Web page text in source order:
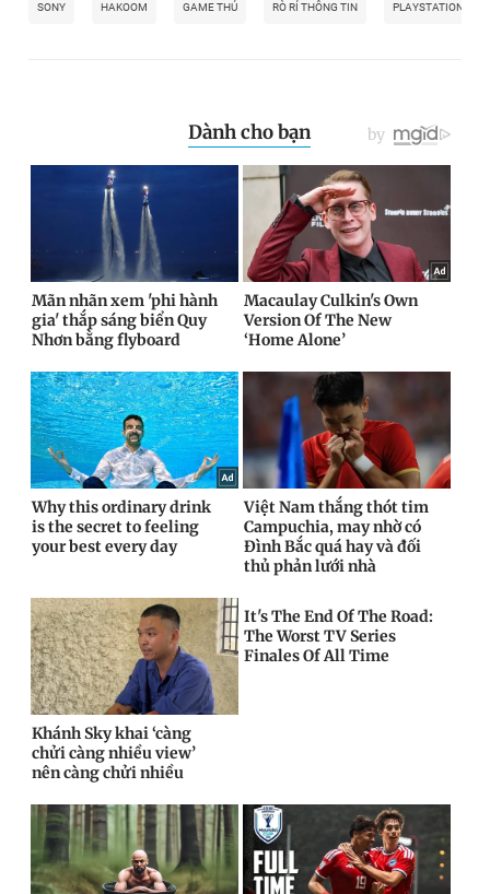
SONY HAKOOM GAME THỦ RÒ RỈ THÔNG TIN PLAYSTATION